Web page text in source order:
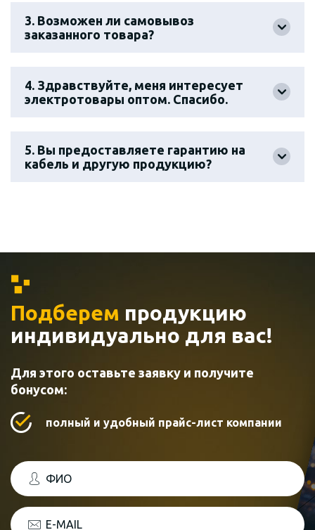
3. Возможен ли самовывоз
заказанного товара?
4. Здравствуйте, меня интересует
электротовары оптом. Спасибо.
5. Вы предоставляете гарантию на
кабель и другую продукцию?
Подберем продукцию
индивидуально для вас!
Для этого оставьте заявку и получите
бонусом:
полный и удобный прайс-лист компании
ФИО
E-MAIL